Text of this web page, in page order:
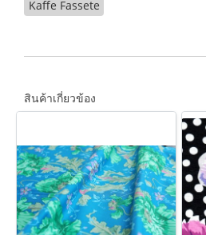
Kaffe Fassete
สินค้าเกี่ยวข้อง